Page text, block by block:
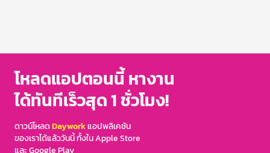
โหลดแอปตอนนี้ หางาน
ได้ทันทีเร็วสุด 1 ชั่วโมง!
ดาวน์โหลดDayworkแอปพลิเคชัน
ของเราได้แล้ววันนี้ ทั้งใน Apple Store
และ Google Play